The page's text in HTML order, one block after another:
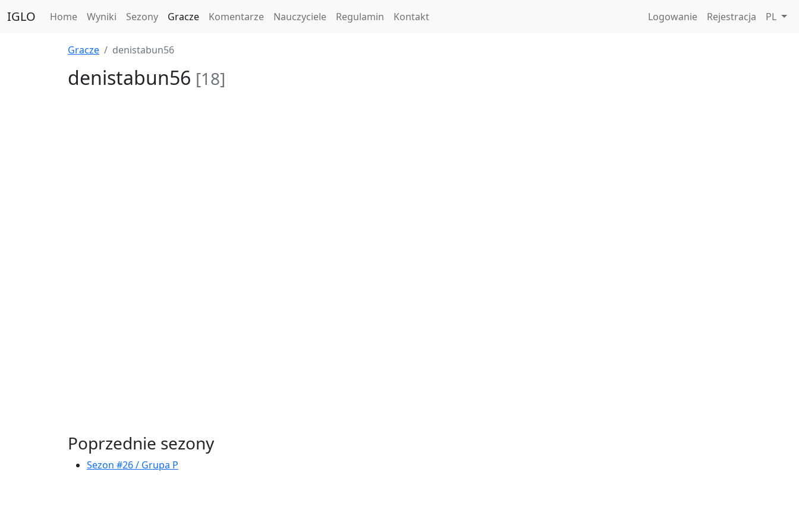
IGLO Home Wyniki Sezony Gracze Komentarze Nauczyciele Regulamin Kontakt Logowanie Rejestracja PL
Gracze denistabun56
denistabun56 [18]
Poprzednie sezony
Sezon #26 / Grupa P